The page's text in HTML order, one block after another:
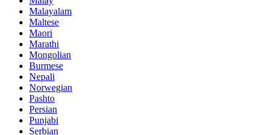
Malayalam
Maltese
Maori
Marathi
Mongolian
Burmese
Nepali
Norwegian
Pashto
Persian
Punjabi
Serbian